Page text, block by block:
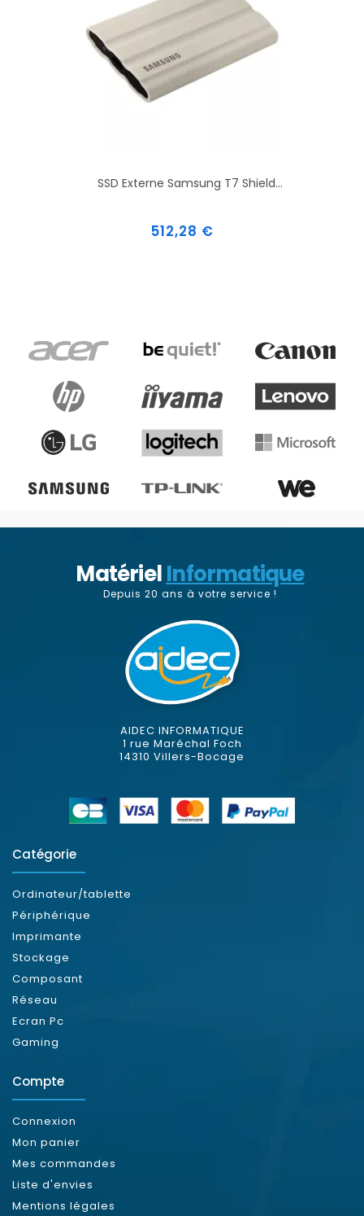
SSD Externe Samsung T7 Shield...
Prix
512,28 €
MatérielInformatique
Depuis 20 ans à votre service !
AIDEC INFORMATIQUE
1 rue Maréchal Foch
14310 Villers-Bocage
Catégorie
Ordinateur/tablette
Périphérique
Imprimante
Stockage
Composant
Réseau
Ecran Pc
Gaming
Compte
Connexion
Mon panier
Mes commandes
Liste d'envies
Mentions légales